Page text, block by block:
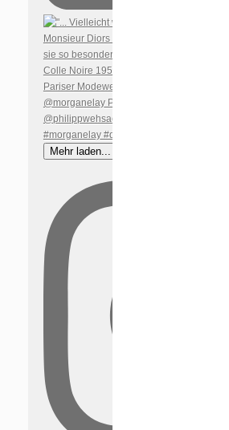
Mehr laden...